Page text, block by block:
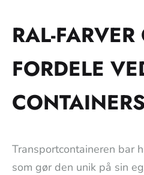
RAL-
FORDELE
Transportcontaineren bar
som gør den unik på sin